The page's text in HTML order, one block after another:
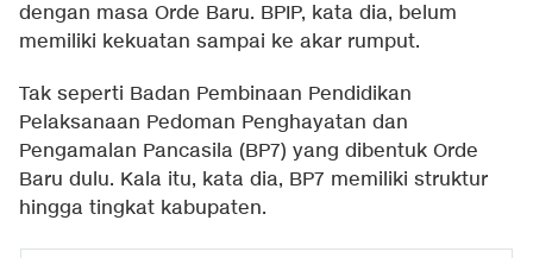
dengan masa Orde Baru. BPIP, kata dia, belum
memiliki kekuatan sampai ke akar rumput.
Tak seperti Badan Pembinaan Pendidikan
Pelaksanaan Pedoman Penghayatan dan
Pengamalan Pancasila (BP7) yang dibentuk Orde
Baru dulu. Kala itu, kata dia, BP7 memiliki struktur
hingga tingkat kabupaten.